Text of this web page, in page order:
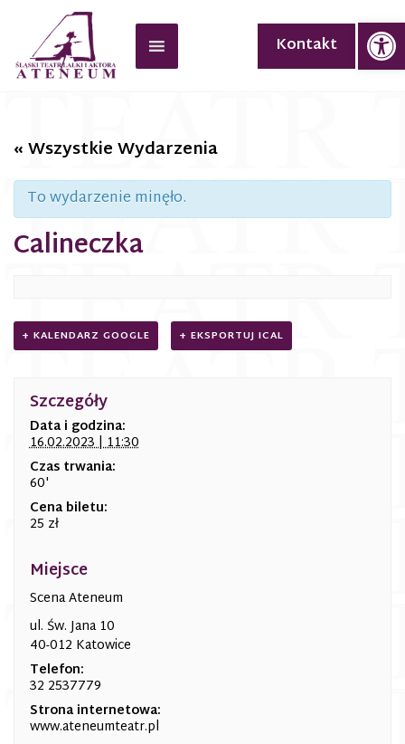
Kontakt
« Wszystkie Wydarzenia
To wydarzenie minęło.
Calineczka
+ KALENDARZ GOOGLE + EKSPORTUJ ICAL
Szczegóły
Data i godzina:
16.02.2023 | 11:30
Czas trwania:
60'
Cena biletu:
25 zł
Miejsce
Scena Ateneum
ul. Św. Jana 10
40-012 Katowice
Telefon:
32 2537779
Strona internetowa:
www.ateneumteatr.pl